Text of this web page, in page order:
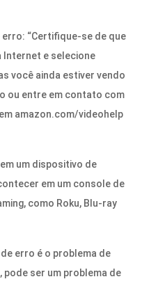
erro: “Certifique-se de que
Internet e selecione
você ainda estiver vendo
ou entre em contato com
amazon.com/videohelp
um dispositivo de
em um console de
como Roku, Blu-ray
erro é o problema de
pode ser um problema de